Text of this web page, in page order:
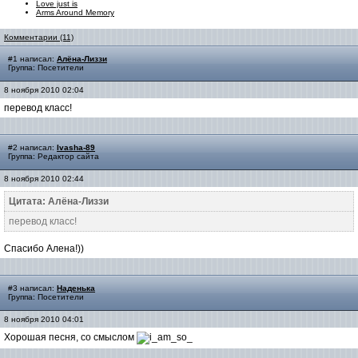
Love just is
Arms Around Memory
Комментарии (11)
#1 написал: Алёна-Лиззи
Группа: Посетители
8 ноября 2010 02:04
перевод класс!
#2 написал: Ivasha-89
Группа: Редактор сайта
8 ноября 2010 02:44
Цитата: Алёна-Лиззи
перевод класс!
Спасибо Алена!))
#3 написал: Наденька
Группа: Посетители
8 ноября 2010 04:01
Хорошая песня, со смыслом